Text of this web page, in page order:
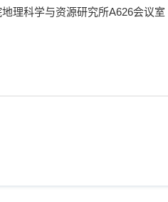
理科学与资源研究所A626会议室